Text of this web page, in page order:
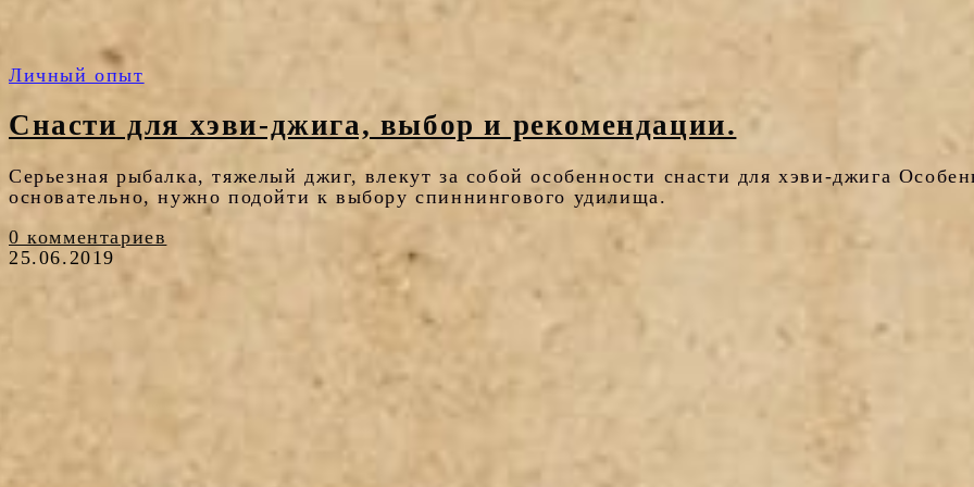
Личный опыт
Снасти для хэви-джига, выбор и рекомендации.
Серьезная рыбалка, тяжелый джиг, влекут за собой особенности снасти для хэви-джига
основательно, нужно подойти к выбору спиннингового удилища.
0 комментариев
25.06.2019